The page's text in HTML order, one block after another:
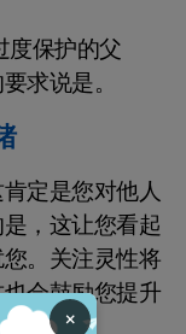
度保护的父
求说是。
定是您对他人
，这让您看起
。关注灵性将
会鼓励您提升
×